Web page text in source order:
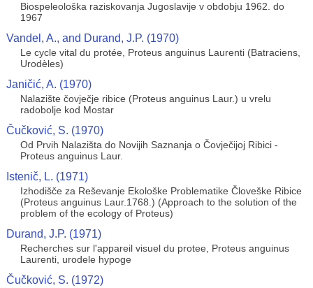
Biospeleološka raziskovanja Jugoslavije v obdobju 1962. do
1967
Vandel, A., and Durand, J.P. (1970)
Le cycle vital du protée, Proteus anguinus Laurenti (Batraciens,
Urodèles)
Janičić, A. (1970)
Nalazište čovječje ribice (Proteus anguinus Laur.) u vrelu
radobolje kod Mostar
Čučković, S. (1970)
Od Prvih Nalazišta do Novijih Saznanja o Čovječijoj Ribici -
Proteus anguinus Laur.
Istenič, L. (1971)
Izhodišče za Reševanje Ekološke Problematike Človeške Ribice
(Proteus anguinus Laur.1768.) (Approach to the solution of the
problem of the ecology of Proteus)
Durand, J.P. (1971)
Recherches sur l'appareil visuel du protee, Proteus anguinus
Laurenti, urodele hypoge
Čučković, S. (1972)